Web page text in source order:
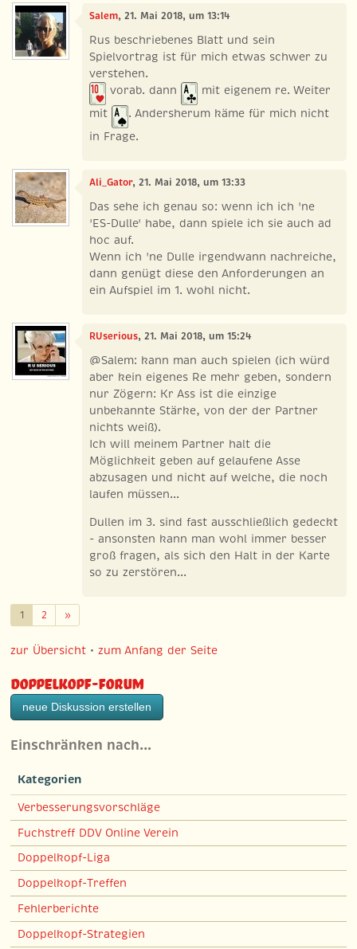
Salem, 21. Mai 2018, um 13:14
Rus beschriebenes Blatt und sein
Spielvortrag ist für mich etwas schwer zu
verstehen.
vorab. dann
mit eigenem re. Weiter
mit
. Andersherum käme für mich nicht
in Frage.
Ali_Gator, 21. Mai 2018, um 13:33
Das sehe ich genau so: wenn ich ich 'ne
'ES-Dulle' habe, dann spiele ich sie auch ad
hoc auf.
Wenn ich 'ne Dulle irgendwann nachreiche,
dann genügt diese den Anforderungen an
ein Aufspiel im 1. wohl nicht.
RUserious, 21. Mai 2018, um 15:24
@Salem: kann man auch spielen (ich würd
aber kein eigenes Re mehr geben, sondern
nur Zögern: Kr Ass ist die einzige
unbekannte Stärke, von der der Partner
nichts weiß).
Ich will meinem Partner halt die
Möglichkeit geben auf gelaufene Asse
abzusagen und nicht auf welche, die noch
laufen müssen...
Dullen im 3. sind fast ausschließlich gedeckt
- ansonsten kann man wohl immer besser
groß fragen, als sich den Halt in der Karte
so zu zerstören...
1 2 »Weiter
zur Übersicht •zum Anfang der Seite
Doppelkopf-Forum
neue Diskussion erstellen
Einschränken nach…
Kategorien
Verbesserungsvorschläge
Fuchstreff DDV Online Verein
Doppelkopf-Liga
Doppelkopf-Treffen
Fehlerberichte
Doppelkopf-Strategien